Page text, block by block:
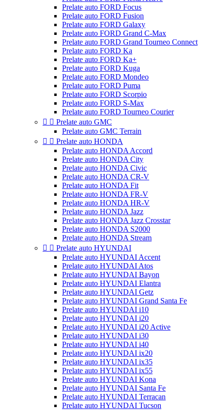
Prelate auto FORD Focus
Prelate auto FORD Fusion
Prelate auto FORD Galaxy
Prelate auto FORD Grand C-Max
Prelate auto FORD Grand Tourneo Connect
Prelate auto FORD Ka
Prelate auto FORD Ka+
Prelate auto FORD Kuga
Prelate auto FORD Mondeo
Prelate auto FORD Puma
Prelate auto FORD Scorpio
Prelate auto FORD S-Max
Prelate auto FORD Tourneo Courier
  Prelate auto GMC
Prelate auto GMC Terrain
  Prelate auto HONDA
Prelate auto HONDA Accord
Prelate auto HONDA City
Prelate auto HONDA Civic
Prelate auto HONDA CR-V
Prelate auto HONDA Fit
Prelate auto HONDA FR-V
Prelate auto HONDA HR-V
Prelate auto HONDA Jazz
Prelate auto HONDA Jazz Crosstar
Prelate auto HONDA S2000
Prelate auto HONDA Stream
  Prelate auto HYUNDAI
Prelate auto HYUNDAI Accent
Prelate auto HYUNDAI Atos
Prelate auto HYUNDAI Bayon
Prelate auto HYUNDAI Elantra
Prelate auto HYUNDAI Getz
Prelate auto HYUNDAI Grand Santa Fe
Prelate auto HYUNDAI i10
Prelate auto HYUNDAI i20
Prelate auto HYUNDAI i20 Active
Prelate auto HYUNDAI i30
Prelate auto HYUNDAI i40
Prelate auto HYUNDAI ix20
Prelate auto HYUNDAI ix35
Prelate auto HYUNDAI ix55
Prelate auto HYUNDAI Kona
Prelate auto HYUNDAI Santa Fe
Prelate auto HYUNDAI Terracan
Prelate auto HYUNDAI Tucson